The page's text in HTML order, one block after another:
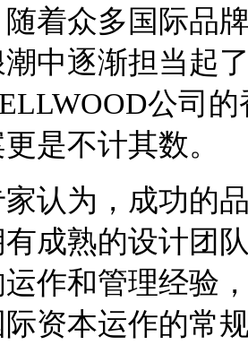
众多国际品牌
中逐渐担当起
公司
是不计其数。
为，成功的品
成熟的设计团
作和管理经验
资本运作的常